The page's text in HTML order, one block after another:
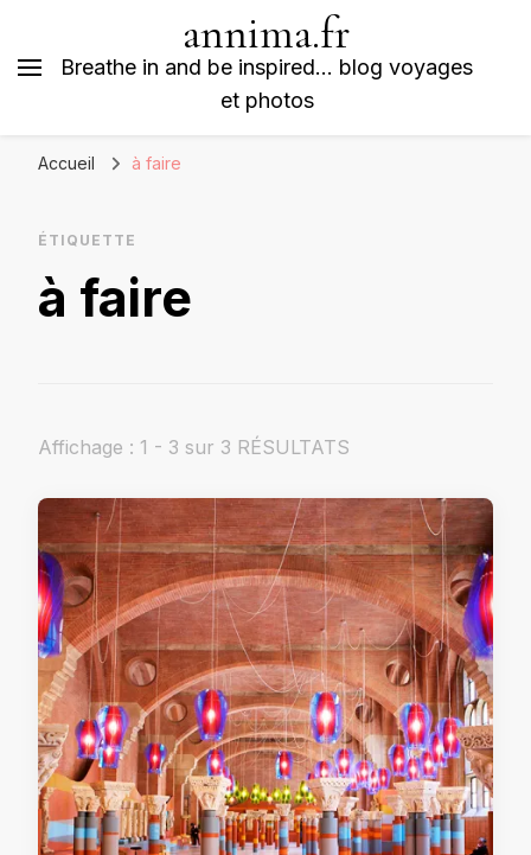
annima.fr
Breathe in and be inspired… blog voyages
et photos
Accueil à faire
ÉTIQUETTE
à faire
Affichage : 1 - 3 sur 3 RÉSULTATS